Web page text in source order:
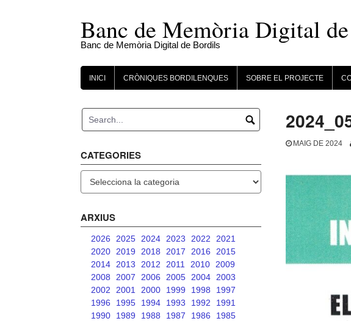
Banc de Memòria Digital
Banc de Memòria Digital de Bordils
INICI CRÒNIQUES BORDILENQUES SOBRE EL PROJECTE
MAIG DE 2024
CATEGORIES
ARXIUS
2026 2025 2024 2023 2022
2021
2020
2019 2018 2017 2016
2015
2014
2013 2012 2011 2010
2009
2008
2007 2006 2005 2004
2003
2002
2001 2000 1999 1998
1997
1996
1995 1994 1993 1992
1991
1990
1989 1988 1987 1986
1985